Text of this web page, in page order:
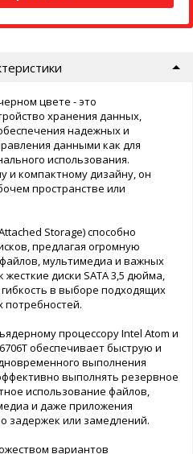
цвете - это
хранения данных,
надежных и
данными как для
использования.
и компактному дизайну, он
пространстве или
Storage) способно
предлагая огромную
мультимедиа и важных
диски SATA 3,5 дюйма,
в выборе подходящих
потребностей.
процессору Intel Atom и
обеспечивает быструю и
выполнения
выполнять резервное
использование файлов,
и даже приложения
задержек или замедлений.
вариантов